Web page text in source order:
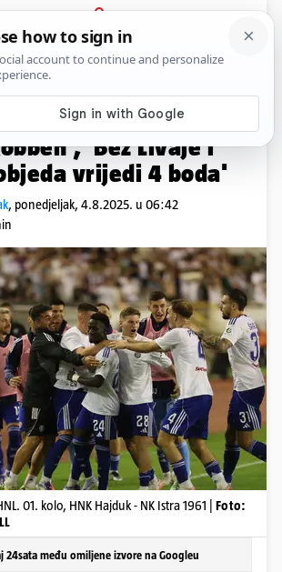
PRIJAVA
Sport Komentari
na Faceu: 'U Bambu
'Bez Livaje i
vrijedi 4 boda'
, ponedjeljak, 4.8.2025. u 06:42
01. kolo, HNK Hajduk - NK Istra 1961 | Foto:
24sata među omiljene izvore na Googleu